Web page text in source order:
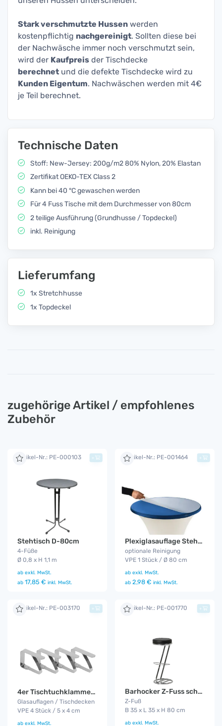
Stark verschmutzte Hussen werden
kostenpflichtig nachgereinigt. Sollten diese bei
der Nachwäsche immer noch verschmutzt sein,
wird der Kaufpreis der Tischdecke
berechnet und die defekte Tischdecke wird zu
Kunden Eigentum. Nachwäschen werden mit 4€
je Teil berechnet.
Technische Daten
Stoff: New-Jersey: 200g/m2 80% Nylon, 20% Elastan
Zertifikat OEKO-TEX Class 2
Kann bei 40 °C gewaschen werden
Für 4 Fuss Tische mit dem Durchmesser von 80cm
2 teilige Ausführung (Grundhusse / Topdeckel)
inkl. Reinigung
Lieferumfang
1x Stretchhusse
1x Topdeckel
zugehörige Artikel / empfohlenes
Zubehör
Artikel-Nr.: PE-000103
Stehtisch D-80cm
4-Füße
Ø 0,8 x H 1,1 m
ab exkl. MwSt.
ab 17,85 € inkl. MwSt.
+ Artikel-Nr.: PE-001464
Plexiglasauflage Stehtisch
optionale Reinigung
VPE 1 Stück / Ø 80 cm
ab exkl. MwSt.
ab 2,98 € inkl. MwSt.
+
Artikel-Nr.: PE-003170
4er Tischtuchklammer Set
Glasauflagen / Tischdecken
VPE 4 Stück / 5 x 4 cm
ab exkl. MwSt.
+ Artikel-Nr.: PE-001770
Barhocker Z-Fuss schwarz
Z-Fuß
B 35 x L 35 x H 80 cm
ab exkl. MwSt.
+